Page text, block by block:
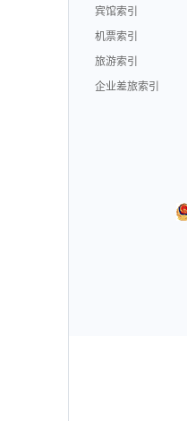
宾馆索引
机票索引
旅游索引
企业差旅索引